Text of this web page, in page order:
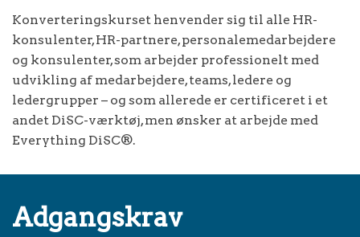
Konverteringskurset henvender sig til alle HR-
konsulenter, HR-partnere, personalemedarbejdere
og konsulenter, som arbejder professionelt med
udvikling af medarbejdere, teams, ledere og
ledergrupper – og som allerede er certificeret i et
andet DiSC-værktøj, men ønsker at arbejde med
Everything DiSC®.
Adgangskrav